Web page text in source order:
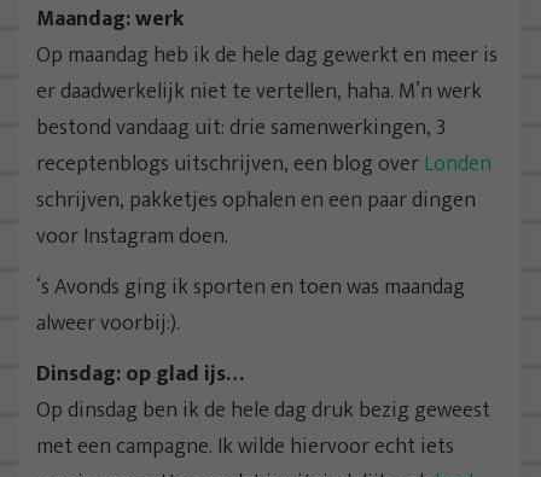
Maandag: werk
Op maandag heb ik de hele dag gewerkt en meer is
er daadwerkelijk niet te vertellen, haha. M’n werk
bestond vandaag uit: drie samenwerkingen, 3
receptenblogs uitschrijven, een blog overLonden
schrijven, pakketjes ophalen en een paar dingen
voor Instagram doen.
‘s Avonds ging ik sporten en toen was maandag
alweer voorbij:).
Dinsdag: op glad ijs…
Op dinsdag ben ik de hele dag druk bezig geweest
met een campagne. Ik wilde hiervoor echt iets